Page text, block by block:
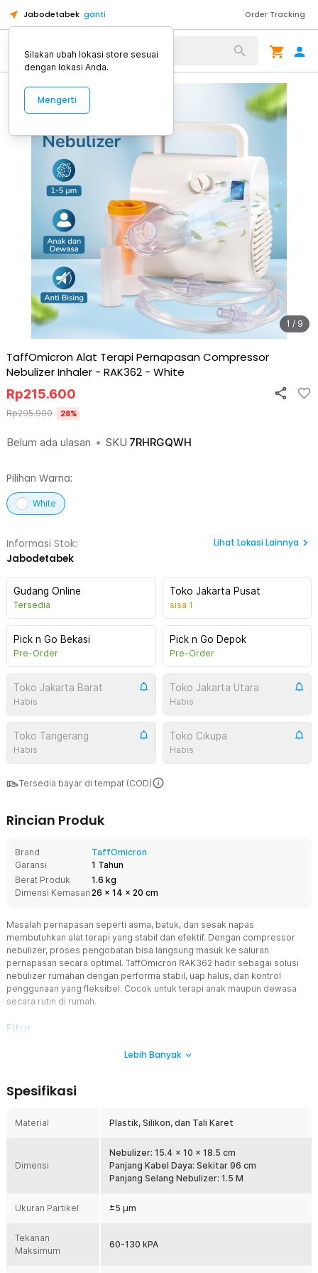
Jabodetabek ganti Order Tracking
Alat Kopi
1 / 9
TaffOmicron Alat Terapi Pernapasan Compressor
Nebulizer Inhaler - RAK362 - White
Belum ada ulasan • SKU 7RHRGQWH
Rp215.600
Rp295.900 28%
Pilihan Warna:
White
Informasi Stok:
Jabodetabek
Lihat Lokasi Lainnya
Gudang Online
Tersedia
Toko Jakarta Pusat
sisa 1
Pick n Go Bekasi
Pre-Order
Pick n Go Depok
Pre-Order
Toko Jakarta Barat
Habis
Toko Jakarta Utara
Habis
Toko Tangerang
Habis
Toko Cikupa
Habis
Tersedia bayar di tempat (COD)
Rincian Produk
Brand
TaffOmicron
Garansi
1 Tahun
Berat Produk
1.6 kg
Dimensi Kemasan 26 x 14 x 20 cm
Masalah pernapasan seperti asma, batuk, dan sesak napas
membutuhkan alat terapi yang stabil dan efektif. Dengan compressor
nebulizer, proses pengobatan bisa langsung masuk ke saluran
pernapasan secara optimal. TaffOmicron RAK362 hadir sebagai solusi
nebulizer rumahan dengan performa stabil, uap halus, dan kontrol
penggunaan yang fleksibel. Cocok untuk terapi anak maupun dewasa
secara rutin di rumah.
Fitur
Partikel Uap Halus ±5 µm
terserap lebih merata dan bekerja lebih efektif. Cocok untuk terapi
efek lega yang lebih maksimal.
Dilengkapi katup pengatur, Anda bisa menyesuaikan volume uap
nebulizer sesuai kebutuhan. Fitur ini penting untuk memastikan
kenyamanan saat terapi, terutama untuk anak-anak. Anda dapat
terapi lebih aman dan optimal.
Menggunakan mesin kompresor dengan performa stabil untuk
penggunaan jangka panjang. Tingkat kebisingan rendah hingga ≤65
Lebih Banyak
Spesifikasi
Material Plastik, Silikon, dan Tali Karet
Dimensi
Nebulizer: 15.4 x 10 x 18.5 cm
Panjang Kabel Daya: Sekitar 96 cm
Panjang Selang Nebulizer: 1.5 M
Ukuran Partikel ±5 μm
Tekanan
Maksimum
60-130 kPA
Silakan ubah lokasi store sesuai
dengan lokasi Anda.
Mengerti